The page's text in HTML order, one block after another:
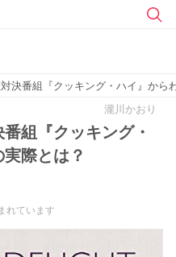
決番組『クッキング・ハイ』から
瀧川かおり
組『クッキング・
際とは？
れています